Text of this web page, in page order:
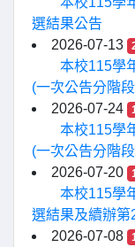
選結果公告
2026-07-13
本校115學
(一次公告分階
2026-07-24
本校115學
(一次公告分階
2026-07-20
本校115學
選結果及續辦第
2026-07-08